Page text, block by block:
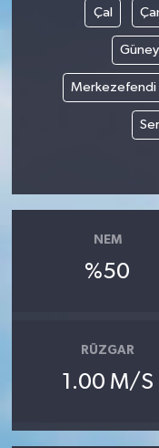
Çal
Güney
Merkezefendi
NEM
%50
RÜZGAR
1.00 M/S